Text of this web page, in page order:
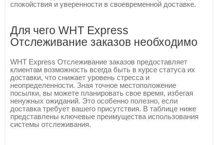
спокойствия и уверенности в своевременной доставке.
Для чего WHT Express
Отслеживание заказов необходимо
WHT Express Отслеживание заказов предоставляет
клиентам возможность всегда быть в курсе статуса их
доставки, что снижает уровень стресса и
неопределенности. Зная точное местоположение
посылки, вы можете планировать свое время, избегая
ненужных ожиданий. Это особенно полезно, если
доставка требует вашего присутствия. В таблице ниже
представлены ключевые преимущества использования
системы отслеживания.